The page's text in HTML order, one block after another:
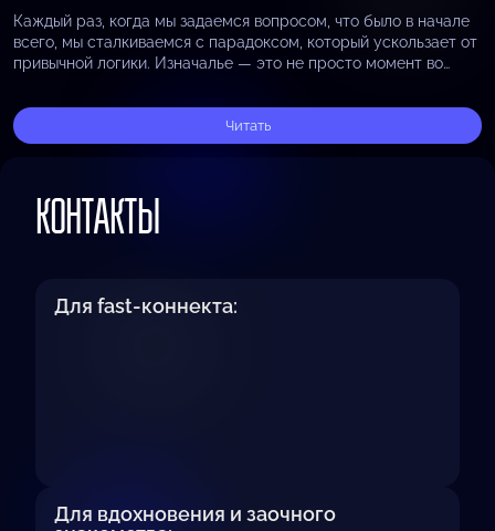
Каждый раз, когда мы задаемся вопросом, что было в начале
всего, мы сталкиваемся с парадоксом, который ускользает от
привычной логики. Изначалье — это не просто момент во
Читать
КОНТАКТЫ
Для fast-коннекта:
Для вдохновения и заочного